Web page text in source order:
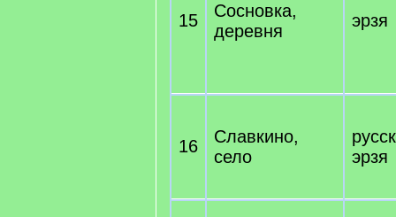
15
Сосновка,
деревня
эрзя
16
Славкино,
село
эрзя